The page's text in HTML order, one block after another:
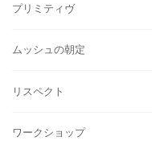
プリミティヴ
ムッシュの朝定
リスペクト
ワークショップ